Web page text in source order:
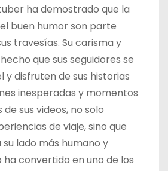
ha demostrado que la
buen humor son parte
travesías. Su carisma y
que sus seguidores se
y disfruten de sus historias
inesperadas y momentos
sus videos, no solo
de viaje, sino que
lado más humano y
ha convertido en uno de los